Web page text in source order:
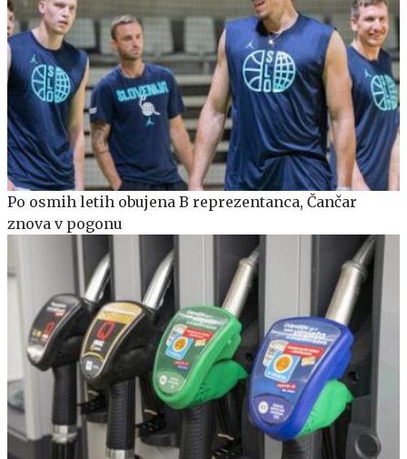
Po osmih letih obujena B reprezentanca, Čančar
znova v pogonu